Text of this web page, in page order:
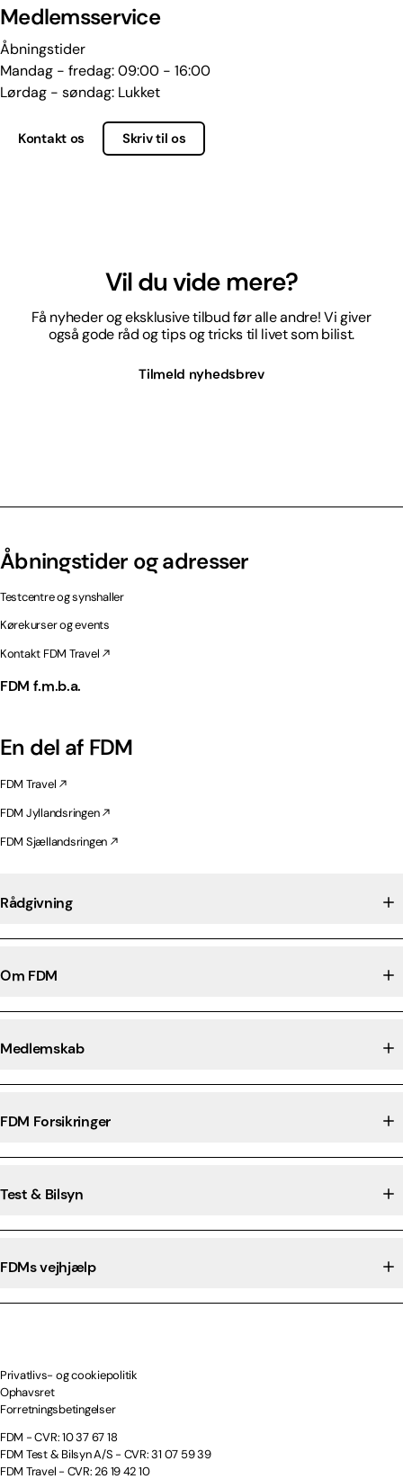
Medlemsservice
Åbningstider
Mandag - fredag: 09:00 - 16:00
Lørdag - søndag: Lukket
Kontakt os Skriv til os
Vil du vide mere?
Få nyheder og eksklusive tilbud før alle andre! Vi giver
også gode råd og tips og tricks til livet som bilist.
Tilmeld nyhedsbrev
Åbningstider og adresser
Testcentre og synshaller
Kørekurser og events
Kontakt FDM Travel
FDM f.m.b.a.
En del af FDM
FDM Travel
FDM Jyllandsringen
FDM Sjællandsringen
Rådgivning
Om FDM
Medlemskab
FDM Forsikringer
Test & Bilsyn
FDMs vejhjælp
Privatlivs- og cookiepolitik
Ophavsret
Forretningsbetingelser
FDM - CVR: 10 37 67 18
FDM Test & Bilsyn A/S - CVR: 31 07 59 39
FDM Travel - CVR: 26 19 42 10